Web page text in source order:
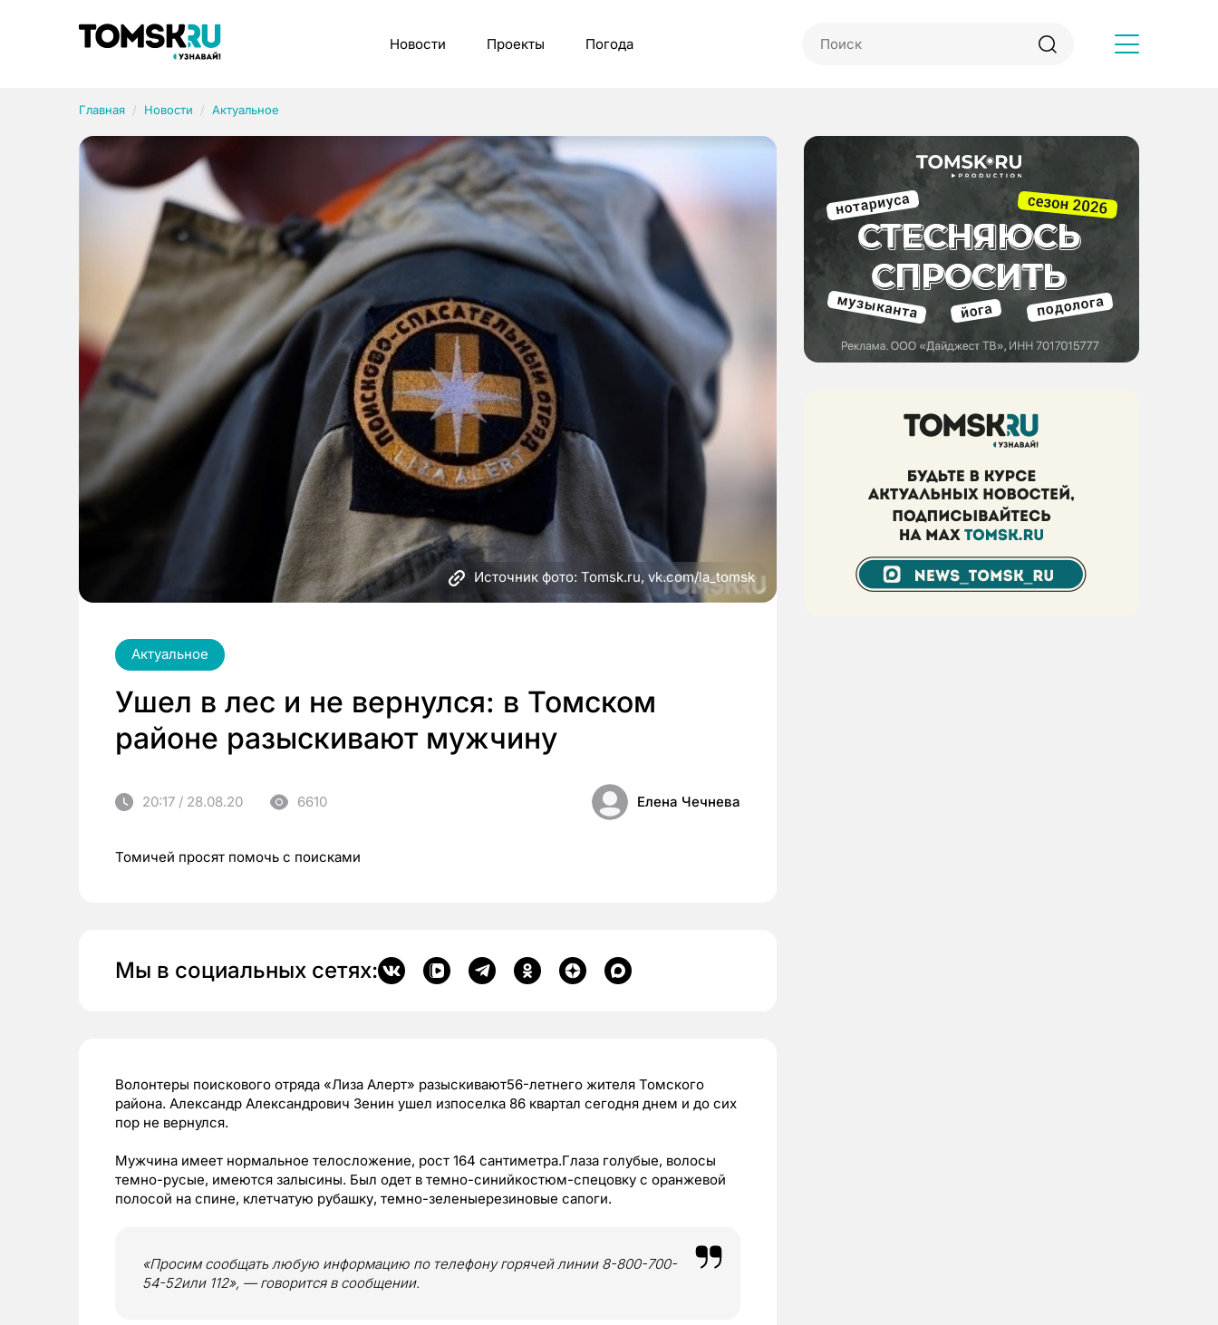
Новости Проекты Погода
Главная Новости Актуальное
Источник фото: Tomsk.ru, vk.com/la_tomsk
Актуальное
Ушел в лес и не вернулся: в Томском
районе разыскивают мужчину
20:17 / 28.08.20 6610 Елена Чечнева
Томичей просят помочь с поисками
Мы в социальных сетях:
Волонтеры поискового отряда «Лиза Алерт» разыскивают56-летнего жителя Томского
района. Александр Александрович Зенин ушел изпоселка 86 квартал сегодня днем и до сих
пор не вернулся.
Мужчина имеет нормальное телосложение, рост 164 сантиметра.Глаза голубые, волосы
темно-русые, имеются залысины. Был одет в темно-синийкостюм-спецовку с оранжевой
полосой на спине, клетчатую рубашку, темно-зеленыерезиновые сапоги.
«Просим сообщать любую информацию по телефону горячей линии 8-800-700-
54-52или 112», — говорится в сообщении.
Рубрики